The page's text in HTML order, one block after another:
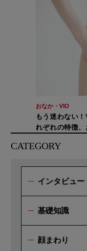
おなか・VIO
もう迷わない
れぞれの特徴
CATEGORY
インタビュー
基礎知識
顔まわり